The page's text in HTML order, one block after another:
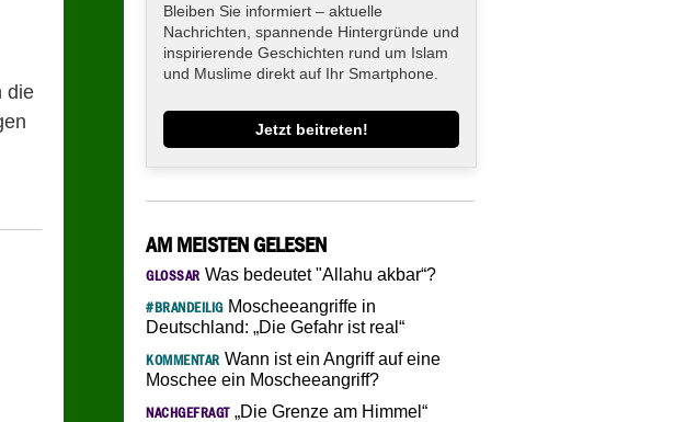
die
Bleiben Sie informiert – aktuelle
Nachrichten, spannende Hintergründe und
inspirierende Geschichten rund um Islam
und Muslime direkt auf Ihr Smartphone.
Jetzt beitreten!
AM MEISTEN GELESEN
GLOSSAR Was bedeutet "Allahu akbar“?
#BRANDEILIGMoscheeangriffe in
Deutschland: „Die Gefahr ist real“
KOMMENTAR Wann ist ein Angriff auf eine
Moschee ein Moscheeangriff?
NACHGEFRAGT„Die Grenze am Himmel“